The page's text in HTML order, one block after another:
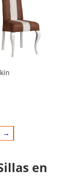
→
en